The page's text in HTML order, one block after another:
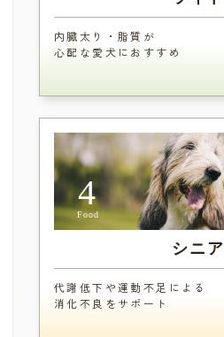
内臓太り・脂質が
心配な愛犬におすすめ
4
Food
シニア
代謝低下や運動不足による
消化不良をサポート